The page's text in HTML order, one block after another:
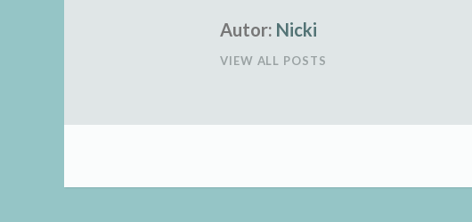
Autor: Nicki
VIEW ALL POSTS